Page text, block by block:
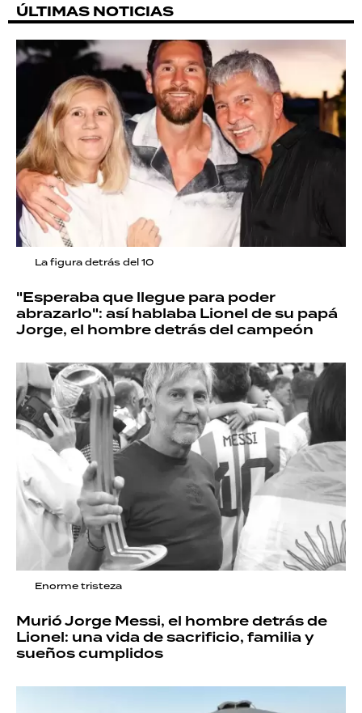
ÚLTIMAS NOTICIAS
La figura detrás del 10
"Esperaba que llegue para poder
abrazarlo": así hablaba Lionel de su papá
Jorge, el hombre detrás del campeón
Enorme tristeza
Murió Jorge Messi, el hombre detrás de
Lionel: una vida de sacrificio, familia y
sueños cumplidos